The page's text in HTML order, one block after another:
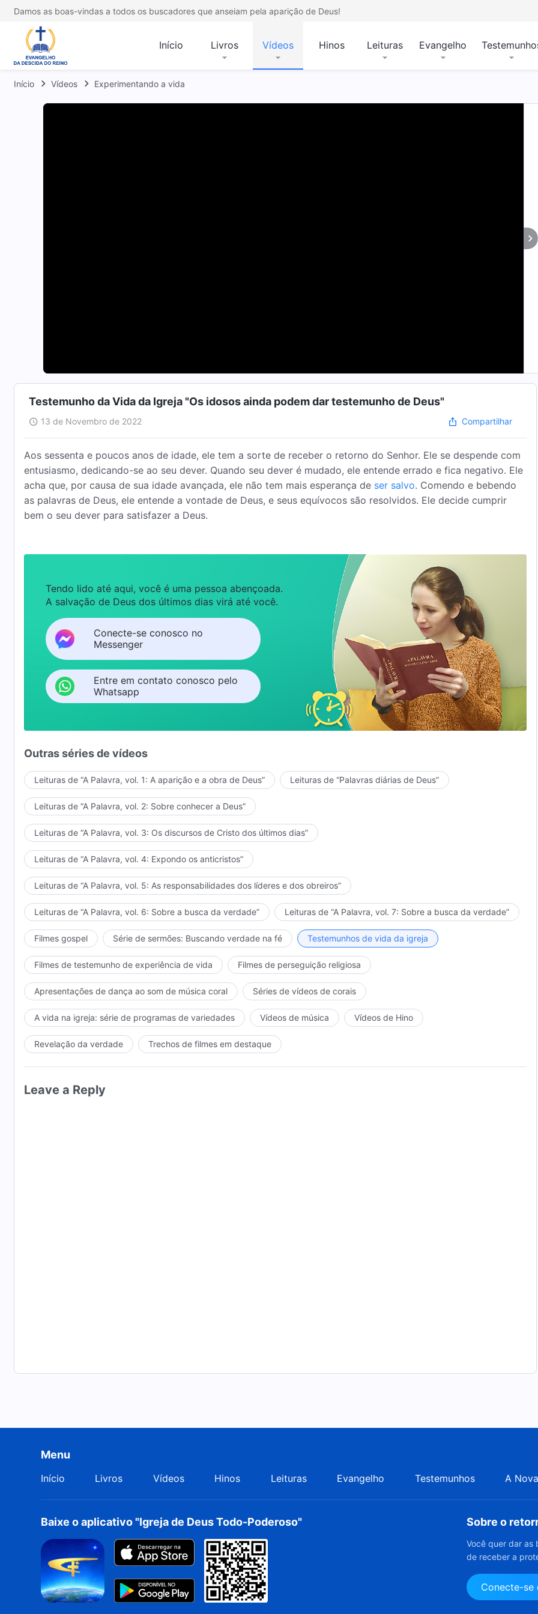
Damos as boas-vindas a todos os buscadores que anseiam pela aparição de Deus!
Início Livros Vídeos Hinos Leituras Evangelho
Início Vídeos Experimentando a vida
Testemunho da Vida da Igreja "Os idosos ainda podem dar testemunho de Deus"
13 de Novembro de 2022 Compartilhar
Aos sessenta e poucos anos de idade, ele tem a sorte de receber o retorno do Senhor. Ele se despende com
entusiasmo, dedicando-se ao seu dever. Quando seu dever é mudado, ele entende errado e fica negativo. Ele
acha que, por causa de sua idade avançada, ele não tem mais esperança de ser salvo. Comendo e bebendo
as palavras de Deus, ele entende a vontade de Deus, e seus equívocos são resolvidos. Ele decide cumprir
bem o seu dever para satisfazer a Deus.
Tendo lido até aqui, você é uma pessoa abençoada.
A salvação de Deus dos últimos dias virá até você.
Conecte-se conosco no
Messenger
Entre em contato conosco pelo
Whatsapp
Outras séries de vídeos
Leituras de “A Palavra, vol. 1: A aparição e a obra de Deus” Leituras de “Palavras diárias de Deus”
Leituras de “A Palavra, vol. 2: Sobre conhecer a Deus”
Leituras de “A Palavra, vol. 3: Os discursos de Cristo dos últimos dias”
Leituras de “A Palavra, vol. 4: Expondo os anticristos”
Leituras de “A Palavra, vol. 5: As responsabilidades dos líderes e dos obreiros”
Leituras de “A Palavra, vol. 6: Sobre a busca da verdade” Leituras de “A Palavra, vol. 7: Sobre a busca da verdade”
Filmes gospel Série de sermões: Buscando verdade na fé Testemunhos de vida da igreja
Filmes de testemunho de experiência de vida Filmes de perseguição religiosa
Apresentações de dança ao som de música coral Séries de vídeos de corais
A vida na igreja: série de programas de variedades Vídeos de música Vídeos de Hino
Revelação da verdade Trechos de filmes em destaque
Leave a Reply
Menu
Início Livros Vídeos Hinos Leituras Evangelho Testemunhos A
Baixe o aplicativo "Igreja de Deus Todo-Poderoso" Sobre o
Você quer dar as
de receber a
Conecte-se